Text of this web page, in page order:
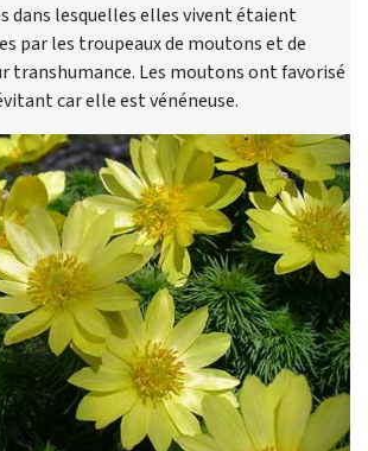
dans lesquelles elles vivent étaient
par les troupeaux de moutons et de
transhumance. Les moutons ont favorisé
car elle est vénéneuse.